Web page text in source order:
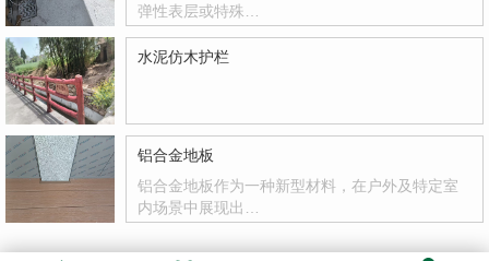
弹性表层或特殊…
水泥仿木护栏
铝合金地板
铝合金地板作为一种新型材料，在户外及特定室
内场景中展现出…